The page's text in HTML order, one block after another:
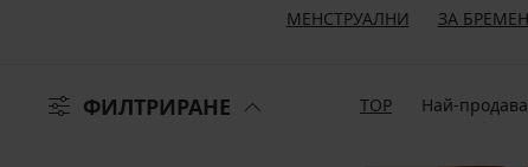
МЕНСТРУАЛНИ
ЗА
ФИЛТРИРАНЕ TOP Най-